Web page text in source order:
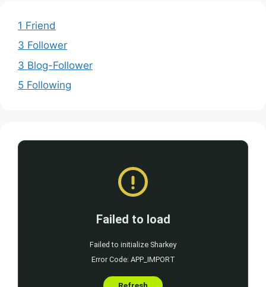
1 Friend
3 Follower
3 Blog-Follower
5 Following